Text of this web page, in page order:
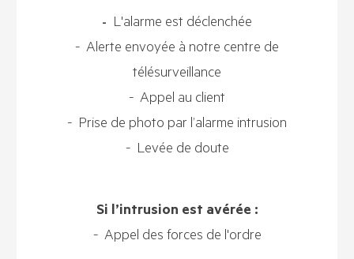
-
L'alarme est déclenchée
- Alerte envoyée à notre centre de
télésurveillance
- Appel au client
- Prise de photo par l’alarme intrusion
- Levée de doute
Si l’intrusion est avérée :
- Appel des forces de l'ordre